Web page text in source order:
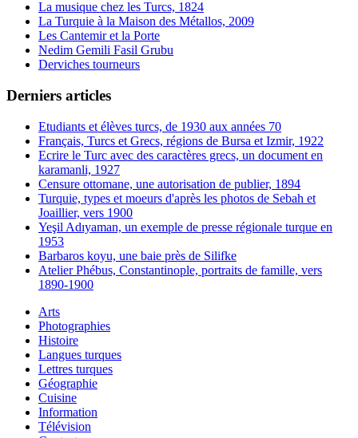
La musique chez les Turcs, 1824
La Turquie à la Maison des Métallos, 2009
Les Cantemir et la Porte
Nedim Gemili Fasil Grubu
Derviches tourneurs
Derniers articles
Etudiants et élèves turcs, de 1930 aux années 70
Français, Turcs et Grecs, régions de Bursa et Izmir, 1922
Ecrire le Turc avec des caractères grecs, un document en
karamanli, 1927
Censure ottomane, une autorisation de publier, 1894
Turquie, types et moeurs d'après les photos de Sebah et
Joaillier, vers 1900
Yeşil Adıyaman, un exemple de presse régionale turque en
1953
Barbaros koyu, une baie près de Silifke
Atelier Phébus, Constantinople, portraits de famille, vers
1890-1900
Arts
Photographies
Histoire
Langues turques
Lettres turques
Géographie
Cuisine
Information
Télévision